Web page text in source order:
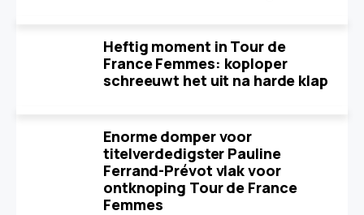
Heftig moment in Tour de
France Femmes: koploper
schreeuwt het uit na harde klap
Enorme domper voor
titelverdedigster Pauline
Ferrand-Prévot vlak voor
ontknoping Tour de France
Femmes